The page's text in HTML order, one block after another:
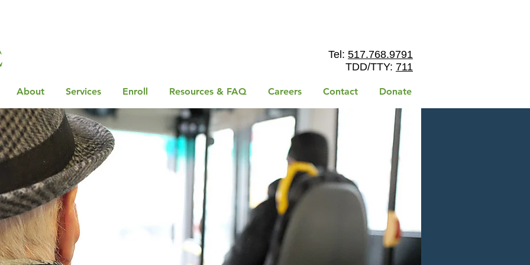
Tel: 517.768.9791
TDD/TTY: 711
About Services Enroll Resources & FAQ Careers Contact Donate